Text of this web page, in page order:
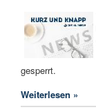
gesperrt.
Weiterlesen »